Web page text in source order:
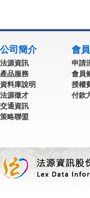
公司簡介
法源資訊
產品服務
資料庫說明
法源徵才
交通資訊
策略聯盟
會
申請
會員
授權
付款